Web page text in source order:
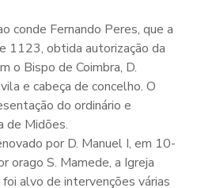
conde Fernando Peres, que a
1123, obtida autorização da
o Bispo de Coimbra, D.
e cabeça de concelho. O
do ordinário e
de Midões.
por D. Manuel I, em 10-
orago S. Mamede, a Igreja
alvo de intervenções várias